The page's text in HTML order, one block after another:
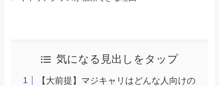
気になる見出しをタップ
【大前提】マジキャリはどんな人向けの